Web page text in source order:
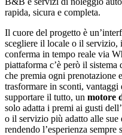
rapida, sicura e completa.
Il cuore del progetto è
scegliere il locale o il servizio,
conferma in tempo reale via
piattaforma c’è però il sistema
che premia ogni prenotazione
trasformare in sconti,
supportare il tutto, un motore
solo adatta i premi ai gusti
o il servizio più adatto alle sue
rendendo l’esperienza sempre